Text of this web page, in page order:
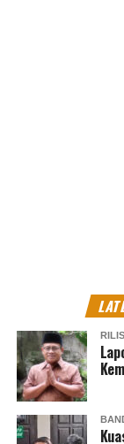
RILIS